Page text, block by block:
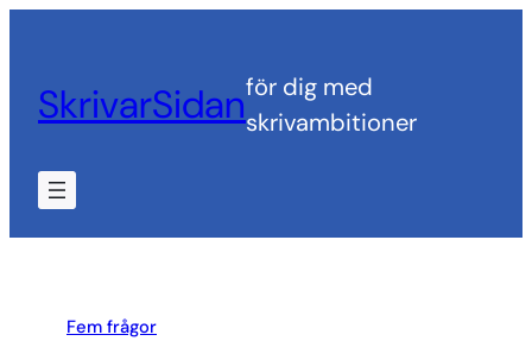
innehåll
SkrivarSidanför dig med
skrivambitioner
Fem frågor